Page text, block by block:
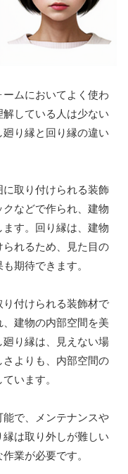
ムにおいてよく使わ
している人は少ない
り縁と回り縁の違い
取り付けられる装飾
などで作られ、建物
す。回り縁は、建物
れるため、見た目の
期待できます。
付けられる装飾材で
建物の内部空間を美
り縁は、見えない場
よりも、内部空間の
います。
で、メンテナンスや
は取り外しが難しい
業が必要です。